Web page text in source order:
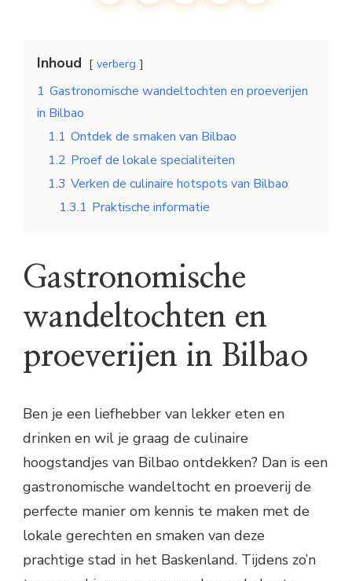
Inhoud verberg
1 Gastronomische wandeltochten en proeverijen
in Bilbao
1.1 Ontdek de smaken van Bilbao
1.2 Proef de lokale specialiteiten
1.3 Verken de culinaire hotspots van Bilbao
1.3.1 Praktische informatie
Gastronomische
wandeltochten en
proeverijen in Bilbao
Ben je een liefhebber van lekker eten en
drinken en wil je graag de culinaire
hoogstandjes van Bilbao ontdekken? Dan is een
gastronomische wandeltocht en proeverij de
perfecte manier om kennis te maken met de
lokale gerechten en smaken van deze
prachtige stad in het Baskenland. Tijdens zo’n